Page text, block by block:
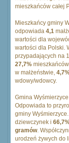
mieszkańców całej
Mieszkańcy gminy
odpowiada 4,1
wartości dla
wartości dla Polski.
przypadających na
27,7%
w małżeństwie,
wdowy/wdowcy.
Gmina
Odpowiada to
gminy
dziewczynek i
gramów.
urodzeń żywych do